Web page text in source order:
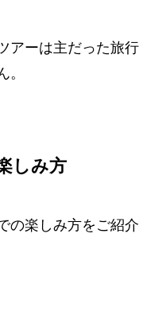
アーは主だった旅行
。
しみ方
の楽しみ方をご紹介